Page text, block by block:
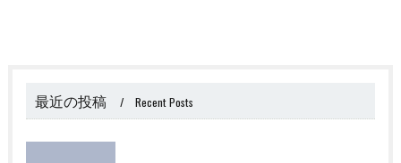
最近の投稿 Recent Posts